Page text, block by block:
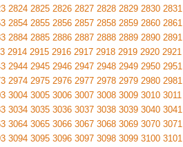
2824 2825 2826 2827 2828 2829 2830 2831
2854 2855 2856 2857 2858 2859 2860 2861
2884 2885 2886 2887 2888 2889 2890 2891
2914 2915 2916 2917 2918 2919 2920 2921
2944 2945 2946 2947 2948 2949 2950 2951
2974 2975 2976 2977 2978 2979 2980 2981
3004 3005 3006 3007 3008 3009 3010 3011
3034 3035 3036 3037 3038 3039 3040 3041
3064 3065 3066 3067 3068 3069 3070 3071
3094 3095 3096 3097 3098 3099 3100 3101